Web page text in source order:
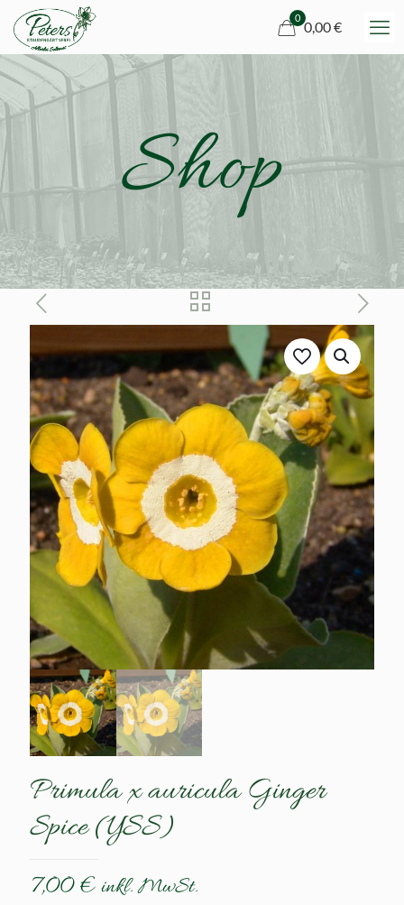
0
0,00 €
Shop
Primula x auricula Ginger
Spice (YSS)
7,00€ inkl. MwSt.